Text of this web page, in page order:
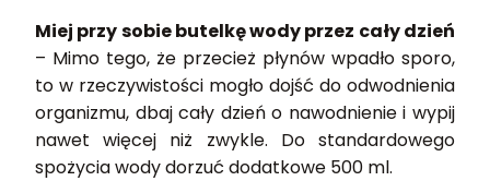
Miej przy sobie butelkę wody przez cały dzień
– Mimo tego, że przecież płynów wpadło sporo,
to w rzeczywistości mogło dojść do odwodnienia
organizmu, dbaj cały dzień o nawodnienie i wypij
nawet więcej niż zwykle. Do standardowego
spożycia wody dorzuć dodatkowe 500 ml.